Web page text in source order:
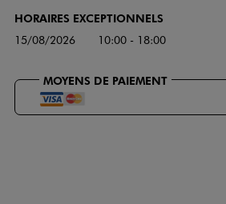
HORAIRES EXCEPTIONNELS
15/08/2026 10:00 - 18:00
MOYENS DE PAIEMENT